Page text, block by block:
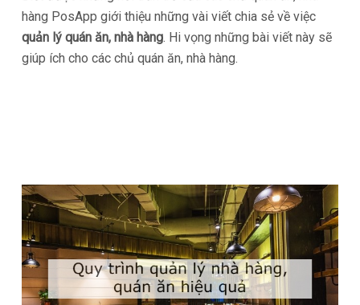
hàng PosApp giới thiệu những vài viết chia sẻ về việc
quản lý quán ăn, nhà hàng. Hi vọng những bài viết này sẽ
giúp ích cho các chủ quán ăn, nhà hàng.